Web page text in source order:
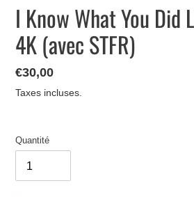
I Know What You Did
4K (avec STFR)
Prix
normal
€30,00
Taxes incluses.
Quantité